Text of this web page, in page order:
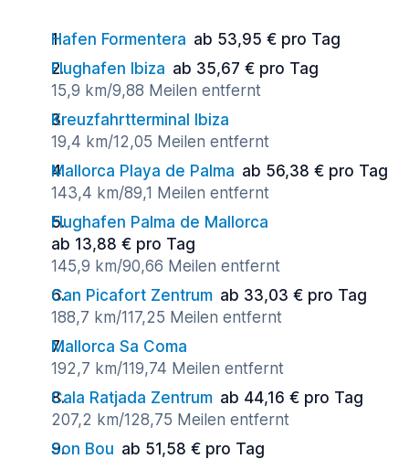
Hafen Formentera ab 53,95 € pro Tag
Flughafen Ibiza ab 35,67 € pro Tag
15,9 km/9,88 Meilen entfernt
Kreuzfahrtterminal Ibiza
19,4 km/12,05 Meilen entfernt
Mallorca Playa de Palma ab 56,38 € pro Tag
143,4 km/89,1 Meilen entfernt
Flughafen Palma de Mallorca
ab 13,88 € pro Tag
145,9 km/90,66 Meilen entfernt
Can Picafort Zentrum ab 33,03 € pro Tag
188,7 km/117,25 Meilen entfernt
Mallorca Sa Coma
192,7 km/119,74 Meilen entfernt
Cala Ratjada Zentrum ab 44,16 € pro Tag
207,2 km/128,75 Meilen entfernt
Son Bou ab 51,58 € pro Tag